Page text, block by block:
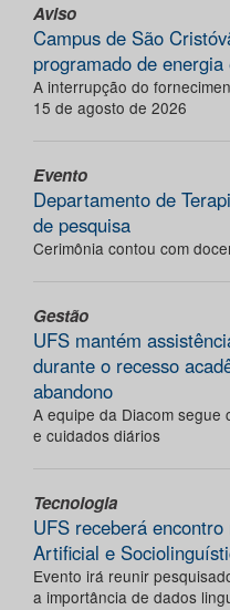
Aviso
Campus de São
programado de
A interrupção do
15 de agosto de 2026
Evento
Departamento de
de pesquisa
Cerimônia contou com
Gestão
UFS mantém
durante o recesso
abandono
A equipe da Diacom segue
e cuidados diários
Tecnologia
UFS receberá
Artificial e
Evento irá reunir
a importância de dados